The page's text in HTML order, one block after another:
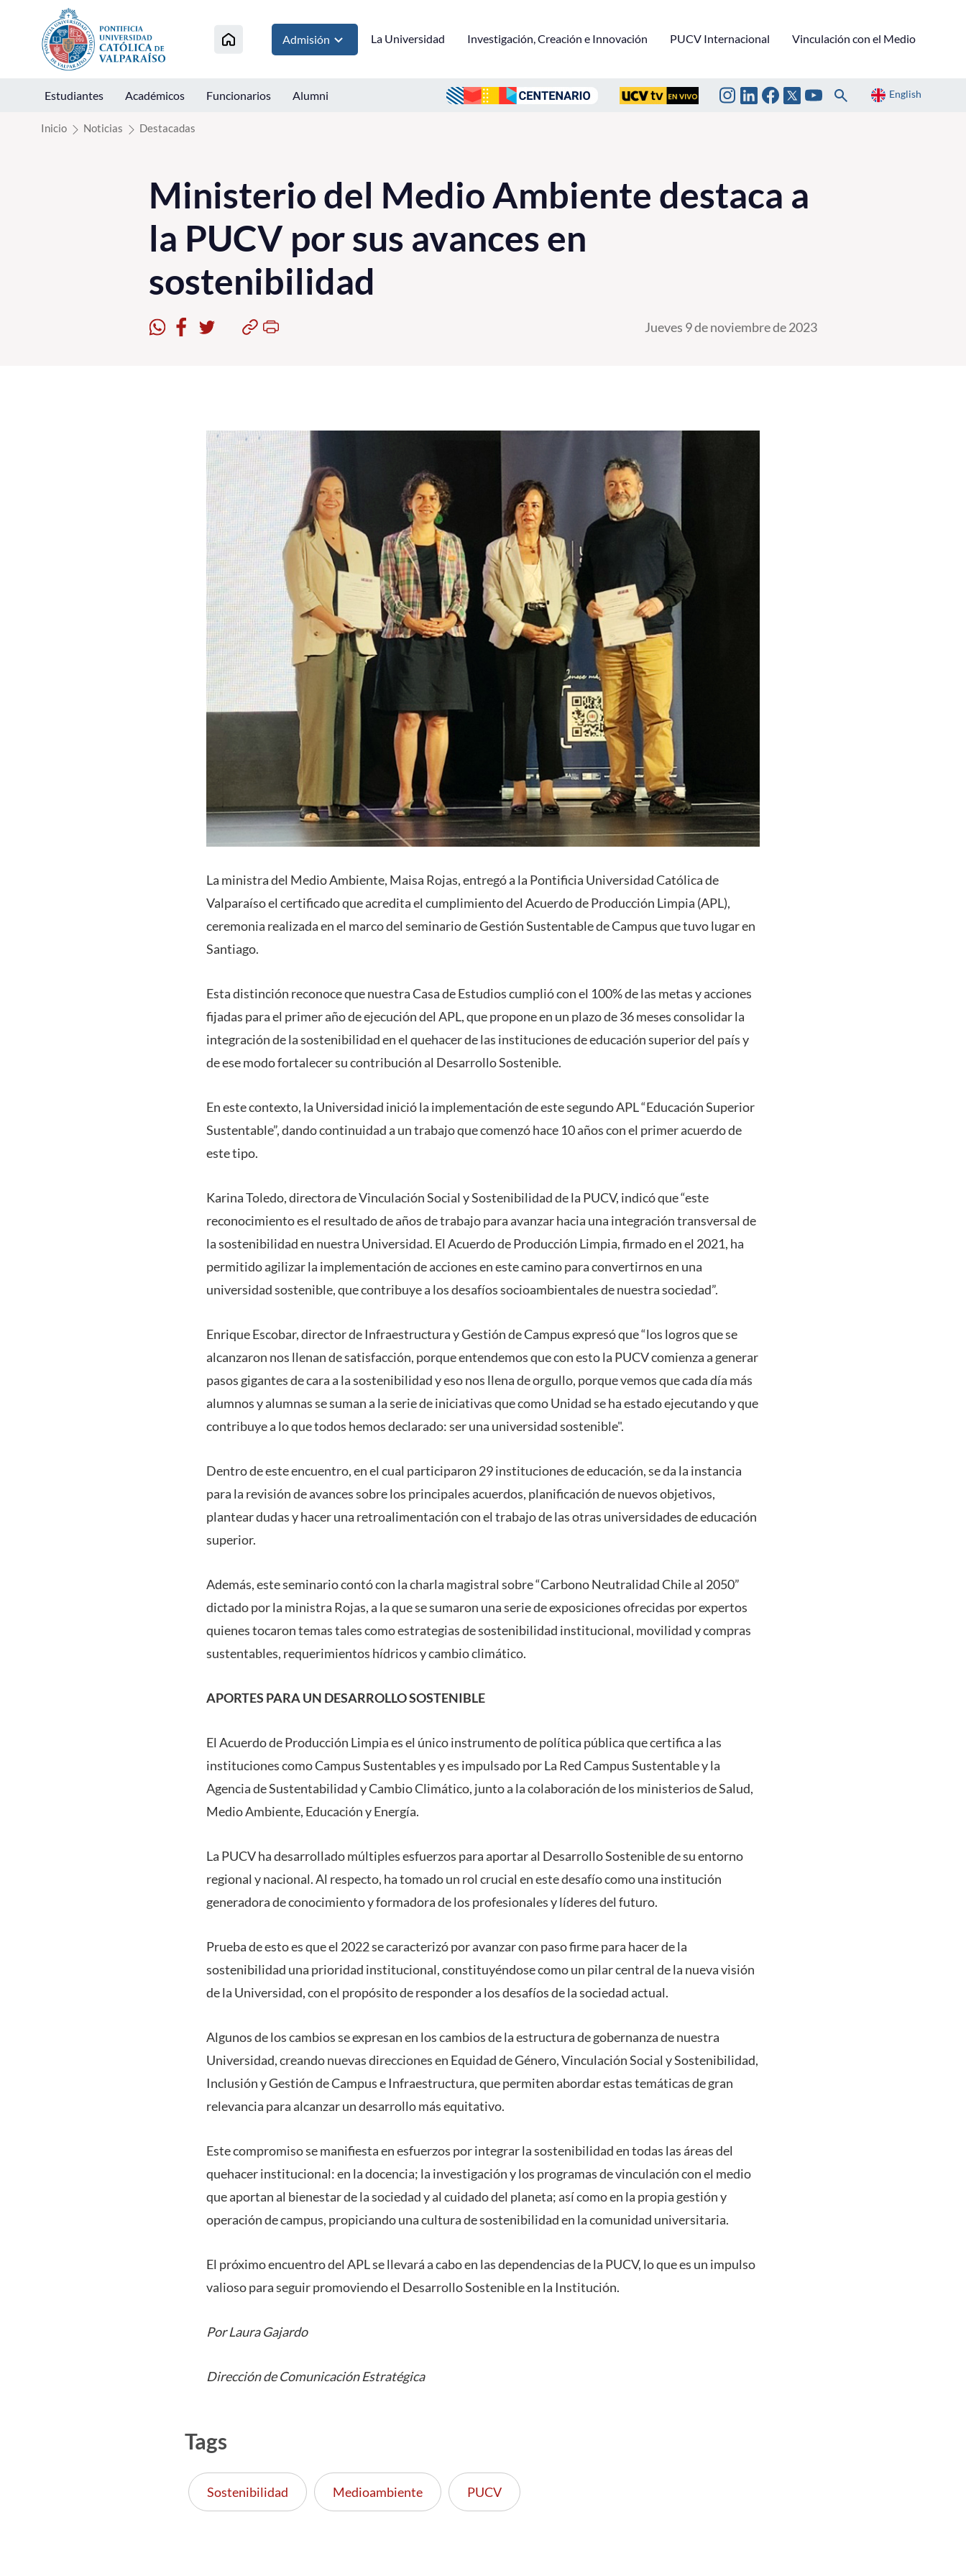
Click acá para ir directamente al contenido
Admisión La Universidad Investigación, Creación e Innovación PUCV Internacional Vinculación con el Medio
Estudiantes Académicos Funcionarios Alumni English
Inicio Noticias Destacadas
Ministerio del Medio Ambiente destaca a
la PUCV por sus avances en
sostenibilidad
Jueves 9 de noviembre de 2023
La ministra del Medio Ambiente, Maisa Rojas, entregó a la Pontificia Universidad Católica de
Valparaíso el certificado que acredita el cumplimiento del Acuerdo de Producción Limpia (APL),
ceremonia realizada en el marco del seminario de Gestión Sustentable de Campus que tuvo lugar en
Santiago.
Esta distinción reconoce que nuestra Casa de Estudios cumplió con el 100% de las metas y acciones
fijadas para el primer año de ejecución del APL, que propone en un plazo de 36 meses consolidar la
integración de la sostenibilidad en el quehacer de las instituciones de educación superior del país y
de ese modo fortalecer su contribución al Desarrollo Sostenible.
En este contexto, la Universidad inició la implementación de este segundo APL “Educación Superior
Sustentable”, dando continuidad a un trabajo que comenzó hace 10 años con el primer acuerdo de
este tipo.
Karina Toledo, directora de Vinculación Social y Sostenibilidad de la PUCV, indicó que “este
reconocimiento es el resultado de años de trabajo para avanzar hacia una integración transversal de
la sostenibilidad en nuestra Universidad. El Acuerdo de Producción Limpia, firmado en el 2021, ha
permitido agilizar la implementación de acciones en este camino para convertirnos en una
universidad sostenible, que contribuye a los desafíos socioambientales de nuestra sociedad”.
Enrique Escobar, director de Infraestructura y Gestión de Campus expresó que “los logros que se
alcanzaron nos llenan de satisfacción, porque entendemos que con esto la PUCV comienza a generar
pasos gigantes de cara a la sostenibilidad y eso nos llena de orgullo, porque vemos que cada día más
alumnos y alumnas se suman a la serie de iniciativas que como Unidad se ha estado ejecutando y que
contribuye a lo que todos hemos declarado: ser una universidad sostenible".
Dentro de este encuentro, en el cual participaron 29 instituciones de educación, se da la instancia
para la revisión de avances sobre los principales acuerdos, planificación de nuevos objetivos,
plantear dudas y hacer una retroalimentación con el trabajo de las otras universidades de educación
superior.
Además, este seminario contó con la charla magistral sobre “Carbono Neutralidad Chile al 2050”
dictado por la ministra Rojas, a la que se sumaron una serie de exposiciones ofrecidas por expertos
quienes tocaron temas tales como estrategias de sostenibilidad institucional, movilidad y compras
sustentables, requerimientos hídricos y cambio climático.
APORTES PARA UN DESARROLLO SOSTENIBLE
El Acuerdo de Producción Limpia es el único instrumento de política pública que certifica a las
instituciones como Campus Sustentables y es impulsado por La Red Campus Sustentable y la
Agencia de Sustentabilidad y Cambio Climático, junto a la colaboración de los ministerios de Salud,
Medio Ambiente, Educación y Energía.
La PUCV ha desarrollado múltiples esfuerzos para aportar al Desarrollo Sostenible de su entorno
regional y nacional. Al respecto, ha tomado un rol crucial en este desafío como una institución
generadora de conocimiento y formadora de los profesionales y líderes del futuro.
Prueba de esto es que el 2022 se caracterizó por avanzar con paso firme para hacer de la
sostenibilidad una prioridad institucional, constituyéndose como un pilar central de la nueva visión
de la Universidad, con el propósito de responder a los desafíos de la sociedad actual.
Algunos de los cambios se expresan en los cambios de la estructura de gobernanza de nuestra
Universidad, creando nuevas direcciones en Equidad de Género, Vinculación Social y Sostenibilidad,
Inclusión y Gestión de Campus e Infraestructura, que permiten abordar estas temáticas de gran
relevancia para alcanzar un desarrollo más equitativo.
Este compromiso se manifiesta en esfuerzos por integrar la sostenibilidad en todas las áreas del
quehacer institucional: en la docencia; la investigación y los programas de vinculación con el medio
que aportan al bienestar de la sociedad y al cuidado del planeta; así como en la propia gestión y
operación de campus, propiciando una cultura de sostenibilidad en la comunidad universitaria.
El próximo encuentro del APL se llevará a cabo en las dependencias de la PUCV, lo que es un impulso
valioso para seguir promoviendo el Desarrollo Sostenible en la Institución.
Por Laura Gajardo
Dirección de Comunicación Estratégica
Tags
Sostenibilidad Medioambiente PUCV